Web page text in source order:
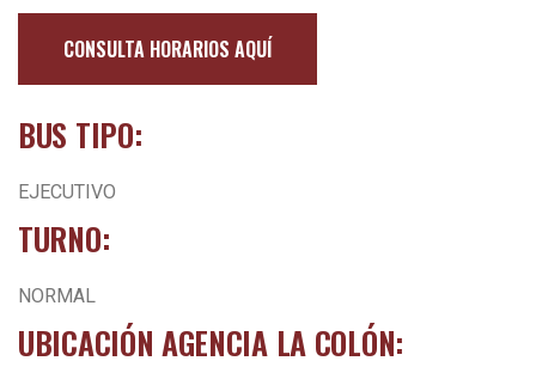
CONSULTA HORARIOS AQUÍ
BUS TIPO:
EJECUTIVO
TURNO:
NORMAL
UBICACIÓN AGENCIA LA COLÓN: